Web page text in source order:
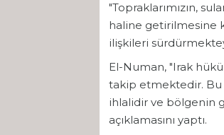
"Topraklarımızın,
haline getirilmesine
ilişkileri
El-Numan, "Irak
takip etmektedir. Bu
ihlalidir ve bölgenin
açıklamasını yaptı.